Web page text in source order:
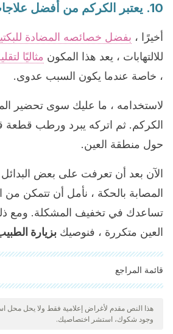
10. يعتبر الكركم من أفضل علاجات حكة العيون
أخيرًا ، بفضل خصائصه المضادة
للالتهابات ، يعد هذا المكون مثاليًا
، خاصة عندما يكون السبب عدوى.
لاستخدامه ، ما عليك سوى تحضير
الكركم. ثم اتركه يبرد ورطب
حول منطقة العين.
الآن بعد أن تعرفت على بعض البدائل
المصابة بالحكة ، نأمل أن تتمكن من
تساعدك في تخفيف المشكلة. ومع
العين متكررة ، فنوصيك بزيارة
قائمة المراجع
"تمت مراجعة جميع المصادر المذكورة بعناية
لضمان جودتها وموثوقيتها وتحديثها وصحتها. تم
المقالة موثوقة ودقيقة من الناحية الأكاديمية أو
هذا النص مقدم لأغراض إعلامية فقط ولا يحل
وجود شكوك، استشر اختصاصيك.